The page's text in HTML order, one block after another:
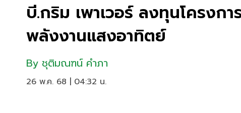
บี.กริม เพาเวอร์ ลงทุนโครงก
พลังงานแสงอาทิตย์
By ชุติมณฑน์ คำภา
26 พ.ค. 68 | 04:32 น.